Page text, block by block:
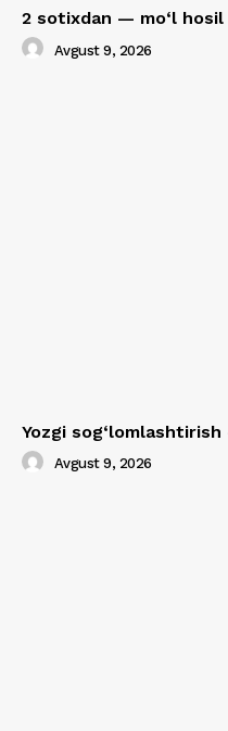
2 sotixdan — mo‘l hosil
Avgust 9, 2026
Yozgi
Avgust 9, 2026